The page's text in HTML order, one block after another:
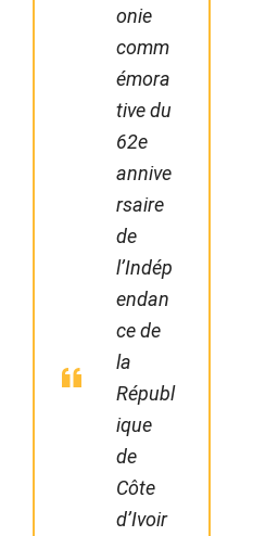
onie
comm
émora
tive du
62e
annive
rsaire
de
l’Indép
endan
ce de
la
Républ
ique
de
Côte
d’Ivoir